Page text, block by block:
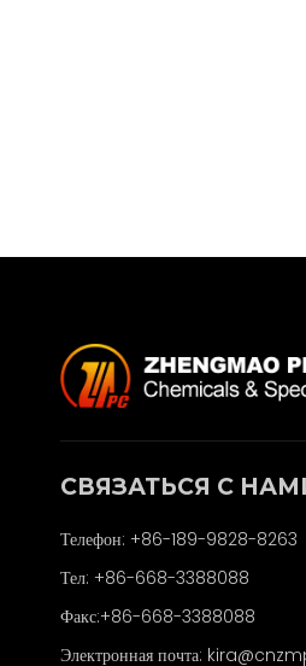
СВЯЗАТЬСЯ С
Телефон: +86-189-9828-8263
Тел: +86-668-3388088
Факс:+86-668-3388088
Электронная почта: